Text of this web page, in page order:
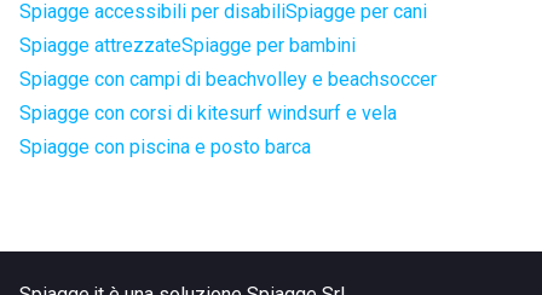
Spiagge accessibili per disabiliSpiagge per cani
Spiagge attrezzateSpiagge per bambini
Spiagge con campi di beachvolley e beachsoccer
Spiagge con corsi di kitesurf windsurf e vela
Spiagge con piscina e posto barca